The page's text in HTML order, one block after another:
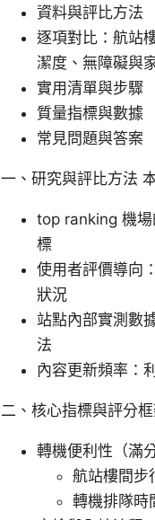
資料與評比方法
逐項對比：航站
潔度、無障礙與
實用清單與步驟
質量指標與數據
常見問題與答案
一、研究與評比方法
top ranking 機場
標
使用者評價導向
狀況
站點內部實測數
法
內容更新頻率：
二、核心指標與評分
轉機便利性（滿
航站樓間步
轉機排隊時